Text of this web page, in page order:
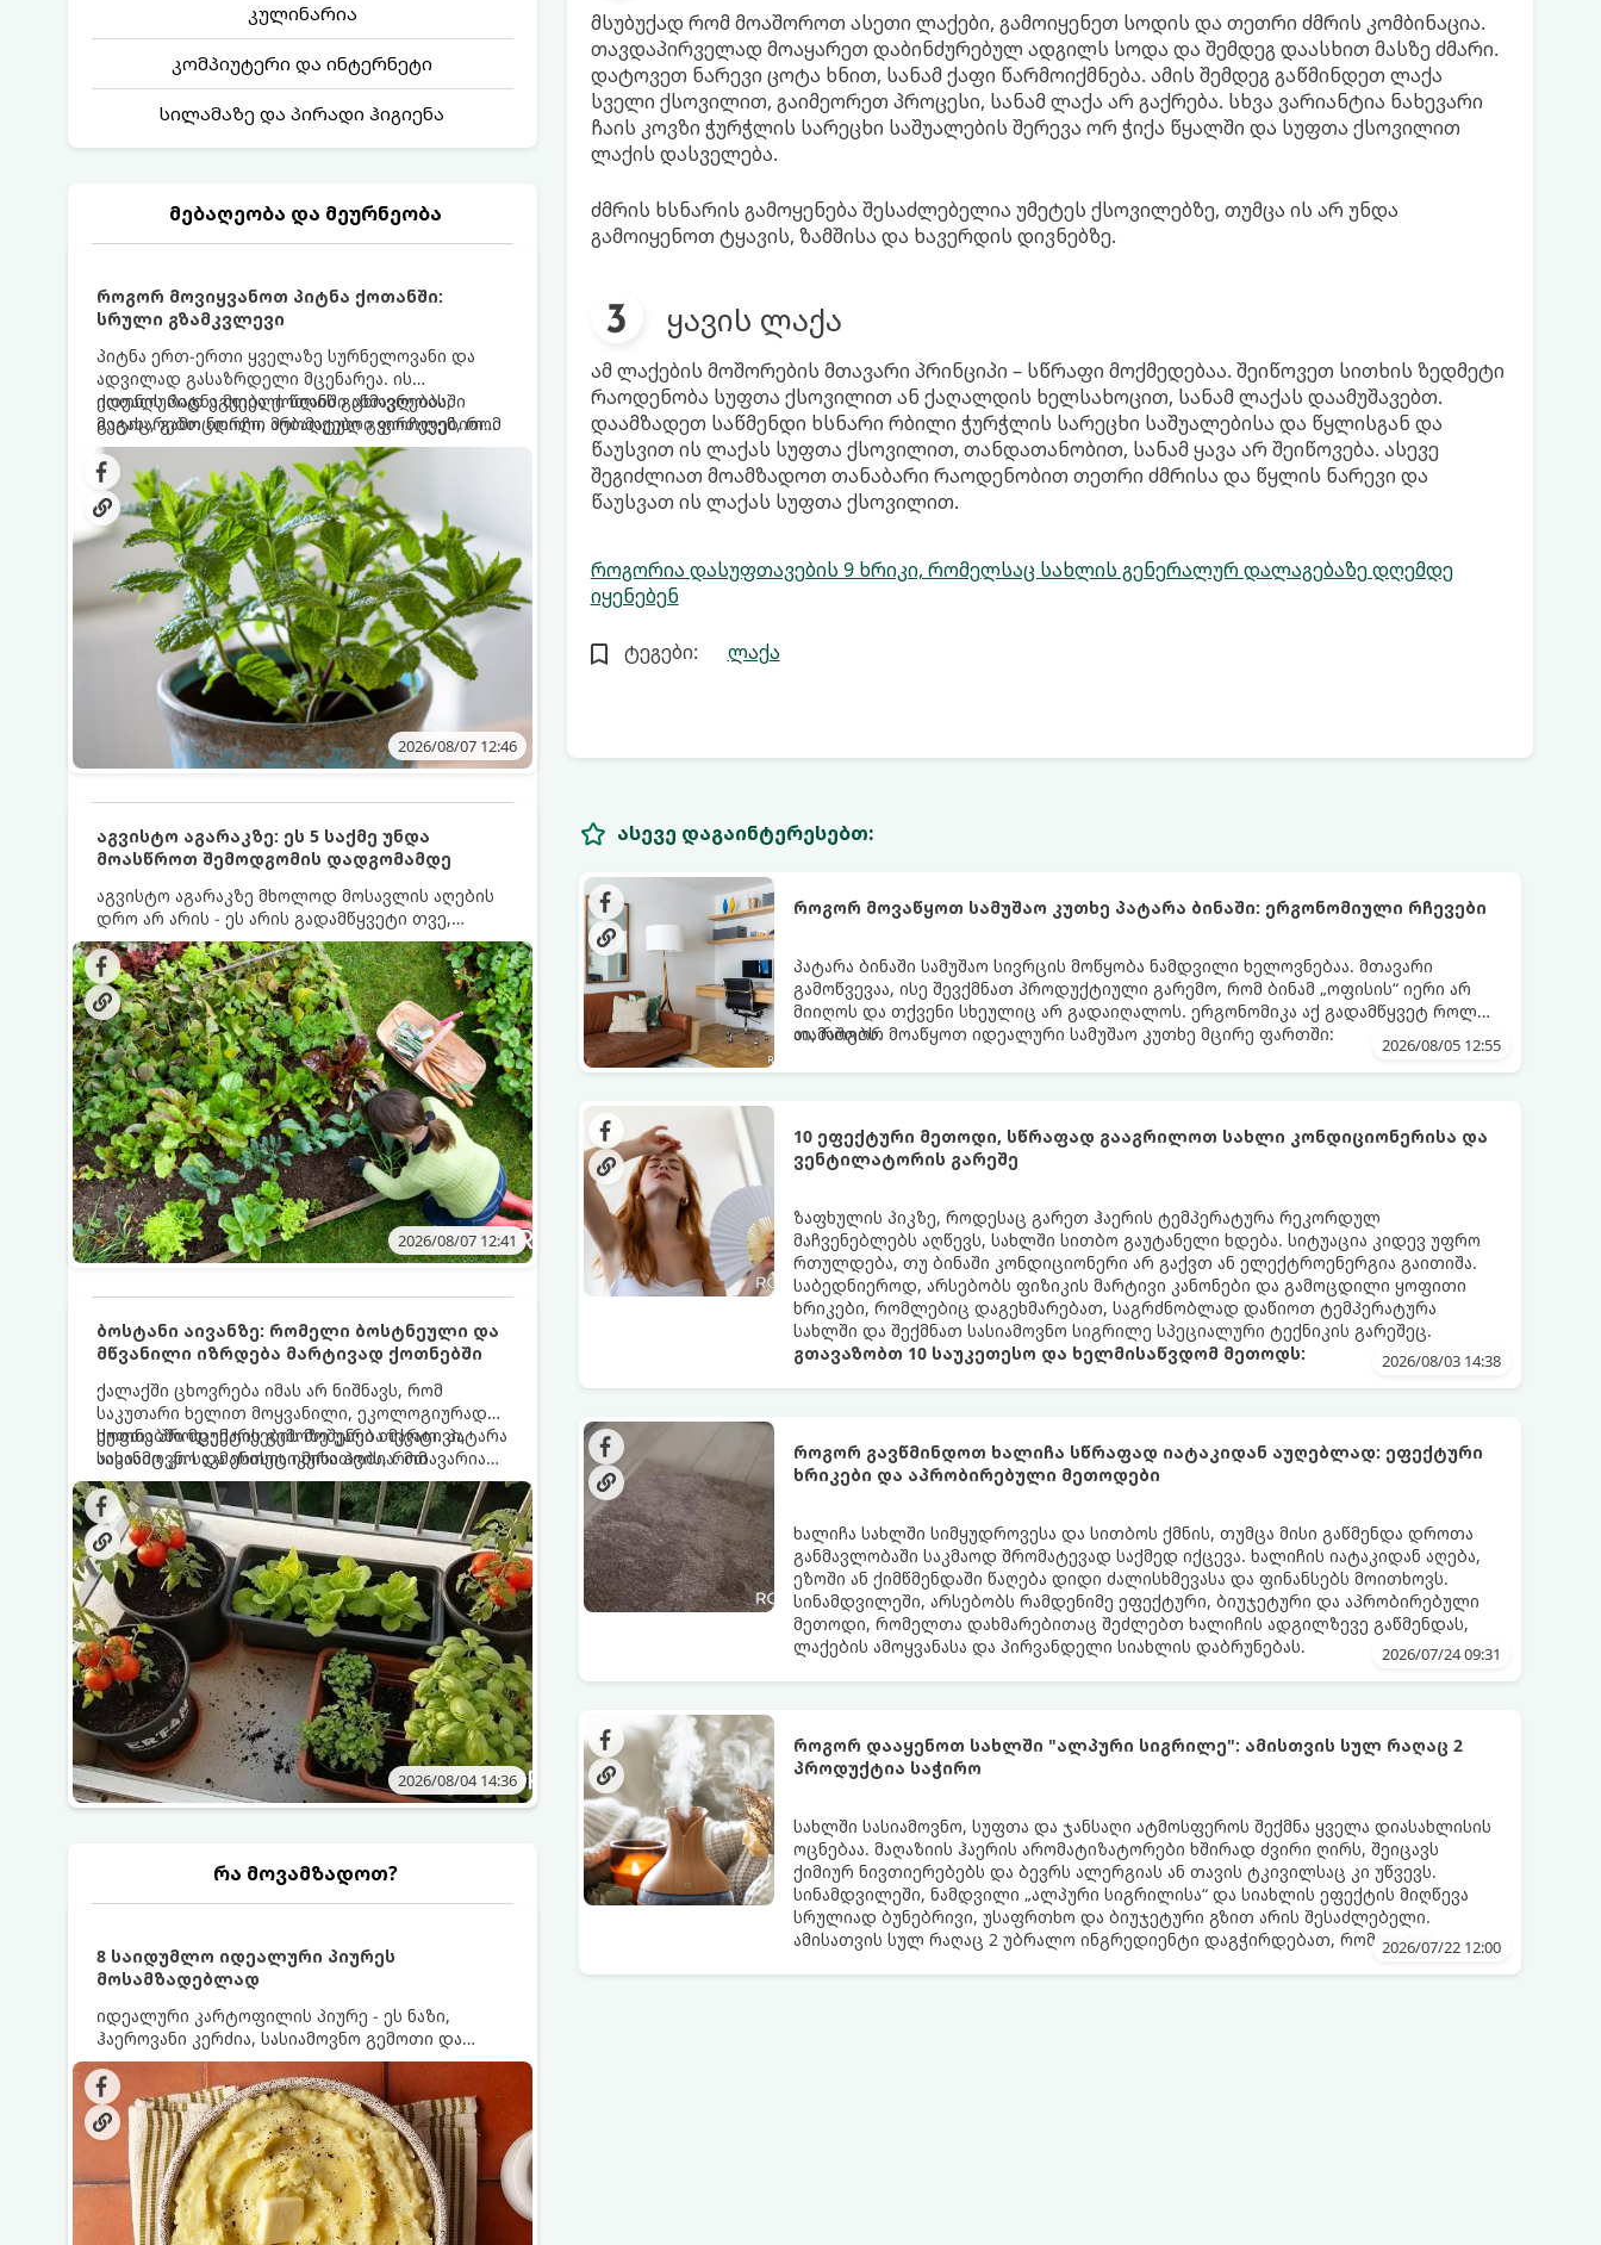
კულინარია
კომპიუტერი და ინტერნეტი
სილამაზე და პირადი ჰიგიენა
მებაღეობა და მეურნეობა
როგორ მოვიყვანოთ პიტნა ქოთანში:
სრული გზამკვლევი
პიტნა ერთ-ერთი ყველაზე სურნელოვანი და
ადვილად გასაზრდელი მცენარეა. ის
იდეალურად ეგუება ქოთანში ცხოვრებას,
მეტიც, გამოცდილი მებაღეები გვირჩევენ, რომ
პიტნა მხოლოდ ქოთანში მოვიყვანოთ, რადგან
ღია გრუნტში (ბაღში) დარგვისას ის ფესვებით
ძალიან სწრაფად ვრცელდება და სხვა
მცენარეებს ავიწროებს.
ქოთნის პიტნა მთელი წლის განმავლობაში
გაგახარებთ ნორჩი, არომატული ფოთლებით
ჩაის, ლიმონათისა თუ კერძებისთვის.
2026/08/07 12:46
აგვისტო აგარაკზე: ეს 5 საქმე უნდა
მოასწროთ შემოდგომის დადგომამდე
აგვისტო აგარაკზე მხოლოდ მოსავლის აღების
დრო არ არის - ეს არის გადამწყვეტი თვე,
როდესაც საფუძველი ეყრება მომავალი წლის
მოსავალს და ბაღი მზადდება შემოდგომა-
ზამთრის სეზონისთვის. იმისათვის, რომ
ნიადაგმა ენერგია აღიდგინოს, ხოლო
მცენარეებმა ზამთარს გაუძლონ, აგვისტოს
ბოლომდე 5 მნიშვნელოვანი საქმის გაკეთება
უნდა მოასწროთ:
2026/08/07 12:41
ბოსტანი აივანზე: რომელი ბოსტნეული და
მწვანილი იზრდება მარტივად ქოთნებში
ქალაქში ცხოვრება იმას არ ნიშნავს, რომ
საკუთარი ხელით მოყვანილი, ეკოლოგიურად
სუფთა პროდუქტის გემოზე უარი თქვათ. პატარა
აივანიც კი საკმარისია იმისათვის, რომ
მოიწყოთ მინი-ბოსტანი, საიდანაც
ყოველდღიურად ახალ, არომატულ მწვანილსა
და ბოსტნეულს მოკრეფთ.
ქოთნებში მცენარეების მოშენება მარტივი,
სასიამოვნო და ესთეტიკური ჰობია. მთავარია
იცოდეთ, რომელი კულტურები ეგუებიან
ქოთნის პირობებს ყველაზე კარგად და როგორ
მოუაროთ მათ სწორად.
2026/08/04 14:36
რა მოვამზადოთ?
8 საიდუმლო იდეალური პიურეს
მოსამზადებლად
იდეალური კარტოფილის პიურე - ეს ნაზი,
ჰაეროვანი კერძია, სასიამოვნო გემოთი და
ნაღების-მოყვითალო ფერით. მისი მომზადება
ძალიან მარტივია, მაგრამ არსებობს რამდენიმე
საიდუმლო, რომლებიც უნდა იცოდეთ, რომ
პიურე იდეალურად გემრიელი გამოვიდეს.
მსუბუქად რომ მოაშოროთ ასეთი ლაქები, გამოიყენეთ სოდის და თეთრი ძმრის კომბინაცია.
თავდაპირველად მოაყარეთ დაბინძურებულ ადგილს სოდა და შემდეგ დაასხით მასზე ძმარი.
დატოვეთ ნარევი ცოტა ხნით, სანამ ქაფი წარმოიქმნება. ამის შემდეგ გაწმინდეთ ლაქა
სველი ქსოვილით, გაიმეორეთ პროცესი, სანამ ლაქა არ გაქრება. სხვა ვარიანტია ნახევარი
ჩაის კოვზი ჭურჭლის სარეცხი საშუალების შერევა ორ ჭიქა წყალში და სუფთა ქსოვილით
ლაქის დასველება.
ძმრის ხსნარის გამოყენება შესაძლებელია უმეტეს ქსოვილებზე, თუმცა ის არ უნდა
გამოიყენოთ ტყავის, ზამშისა და ხავერდის დივნებზე.
ყავის ლაქა
ამ ლაქების მოშორების მთავარი პრინციპი – სწრაფი მოქმედებაა. შეიწოვეთ სითხის ზედმეტი
რაოდენობა სუფთა ქსოვილით ან ქაღალდის ხელსახოცით, სანამ ლაქას დაამუშავებთ.
დაამზადეთ საწმენდი ხსნარი რბილი ჭურჭლის სარეცხი საშუალებისა და წყლისგან და
წაუსვით ის ლაქას სუფთა ქსოვილით, თანდათანობით, სანამ ყავა არ შეიწოვება. ასევე
შეგიძლიათ მოამზადოთ თანაბარი რაოდენობით თეთრი ძმრისა და წყლის ნარევი და
წაუსვათ ის ლაქას სუფთა ქსოვილით.
როგორია დასუფთავების 9 ხრიკი, რომელსაც სახლის გენერალურ დალაგებაზე დღემდე
იყენებენ
ტეგები: ლაქა
ასევე დაგაინტერესებთ:
როგორ მოვაწყოთ სამუშაო კუთხე პატარა ბინაში: ერგონომიული რჩევები
პატარა ბინაში სამუშაო სივრცის მოწყობა ნამდვილი ხელოვნებაა. მთავარი
გამოწვევაა, ისე შევქმნათ პროდუქტიული გარემო, რომ ბინამ „ოფისის“ იერი არ
მიიღოს და თქვენი სხეულიც არ გადაიღალოს. ერგონომიკა აქ გადამწყვეტ როლს
თამაშობს.
აი, როგორ მოაწყოთ იდეალური სამუშაო კუთხე მცირე ფართში: 2026/08/05 12:55
10 ეფექტური მეთოდი, სწრაფად გააგრილოთ სახლი კონდიციონერისა და
ვენტილატორის გარეშე
ზაფხულის პიკზე, როდესაც გარეთ ჰაერის ტემპერატურა რეკორდულ
მაჩვენებლებს აღწევს, სახლში სითბო გაუტანელი ხდება. სიტუაცია კიდევ უფრო
რთულდება, თუ ბინაში კონდიციონერი არ გაქვთ ან ელექტროენერგია გაითიშა.
საბედნიეროდ, არსებობს ფიზიკის მარტივი კანონები და გამოცდილი ყოფითი
ხრიკები, რომლებიც დაგეხმარებათ, საგრძნობლად დაწიოთ ტემპერატურა
სახლში და შექმნათ სასიამოვნო სიგრილე სპეციალური ტექნიკის გარეშეც.
გთავაზობთ 10 საუკეთესო და ხელმისაწვდომ მეთოდს:
2026/08/03 14:38
როგორ გავწმინდოთ ხალიჩა სწრაფად იატაკიდან აუღებლად: ეფექტური
ხრიკები და აპრობირებული მეთოდები
ხალიჩა სახლში სიმყუდროვესა და სითბოს ქმნის, თუმცა მისი გაწმენდა დროთა
განმავლობაში საკმაოდ შრომატევად საქმედ იქცევა. ხალიჩის იატაკიდან აღება,
ეზოში ან ქიმწმენდაში წაღება დიდი ძალისხმევასა და ფინანსებს მოითხოვს.
სინამდვილეში, არსებობს რამდენიმე ეფექტური, ბიუჯეტური და აპრობირებული
მეთოდი, რომელთა დახმარებითაც შეძლებთ ხალიჩის ადგილზევე გაწმენდას,
ლაქების ამოყვანასა და პირვანდელი სიახლის დაბრუნებას.
2026/07/24 09:31
როგორ დააყენოთ სახლში "ალპური სიგრილე": ამისთვის სულ რაღაც 2
პროდუქტია საჭირო
სახლში სასიამოვნო, სუფთა და ჯანსაღი ატმოსფეროს შექმნა ყველა დიასახლისის
ოცნებაა. მაღაზიის ჰაერის არომატიზატორები ხშირად ძვირი ღირს, შეიცავს
ქიმიურ ნივთიერებებს და ბევრს ალერგიას ან თავის ტკივილსაც კი უწვევს.
სინამდვილეში, ნამდვილი „ალპური სიგრილისა“ და სიახლის ეფექტის მიღწევა
სრულიად ბუნებრივი, უსაფრთხო და ბიუჯეტური გზით არის შესაძლებელი.
ამისათვის სულ რაღაც 2 უბრალო ინგრედიენტი დაგჭირდებათ, რომლებიც2026/07/22 12:00